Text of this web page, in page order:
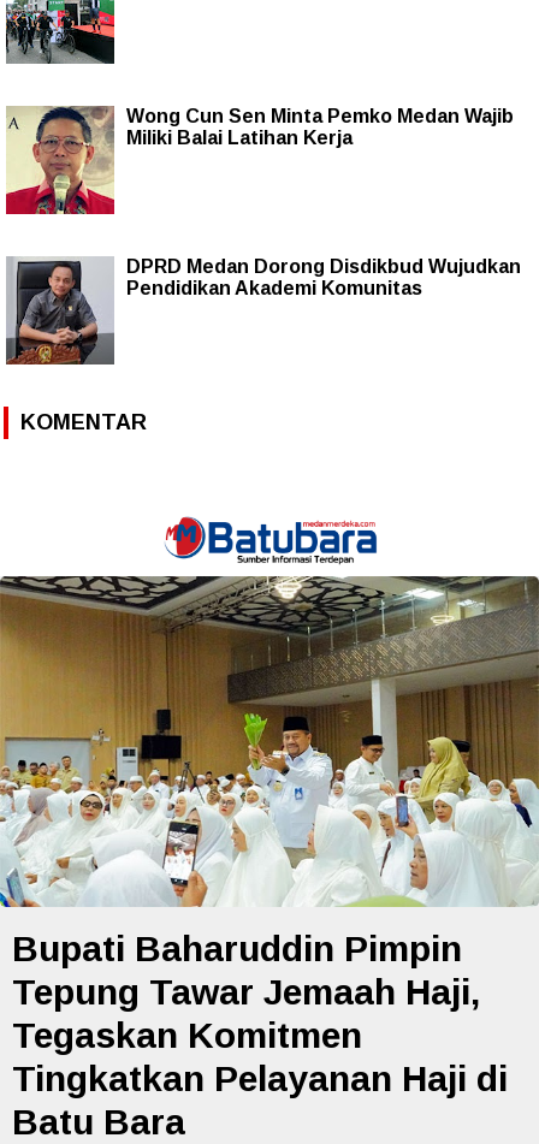
Wong Cun Sen Minta Pemko Medan Wajib
Miliki Balai Latihan Kerja
DPRD Medan Dorong Disdikbud Wujudkan
Pendidikan Akademi Komunitas
KOMENTAR
Bupati Baharuddin Pimpin
Tepung Tawar Jemaah Haji,
Tegaskan Komitmen
Tingkatkan Pelayanan Haji di
Batu Bara